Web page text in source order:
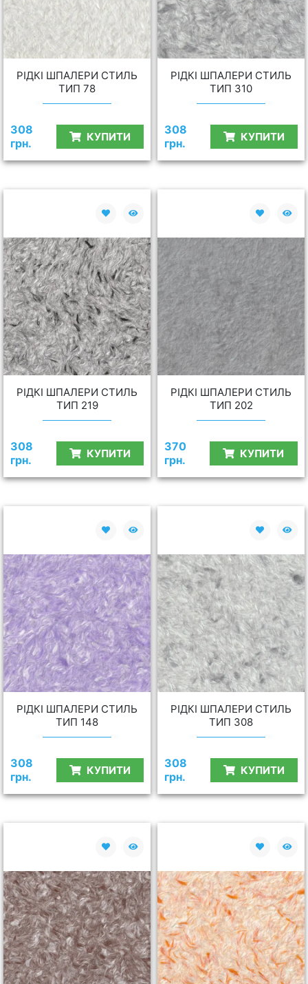
РІДКІ ШПАЛЕРИ СТИЛЬ
ТИП 78
308
грн.
КУПИТИ
РІДКІ ШПАЛЕРИ СТИЛЬ
ТИП 310
308
грн.
КУПИТИ
РІДКІ ШПАЛЕРИ СТИЛЬ
ТИП 219
308
грн.
КУПИТИ
РІДКІ ШПАЛЕРИ СТИЛЬ
ТИП 202
370
грн.
КУПИТИ
РІДКІ ШПАЛЕРИ СТИЛЬ
ТИП 148
308
грн.
КУПИТИ
РІДКІ ШПАЛЕРИ СТИЛЬ
ТИП 308
308
грн.
КУПИТИ